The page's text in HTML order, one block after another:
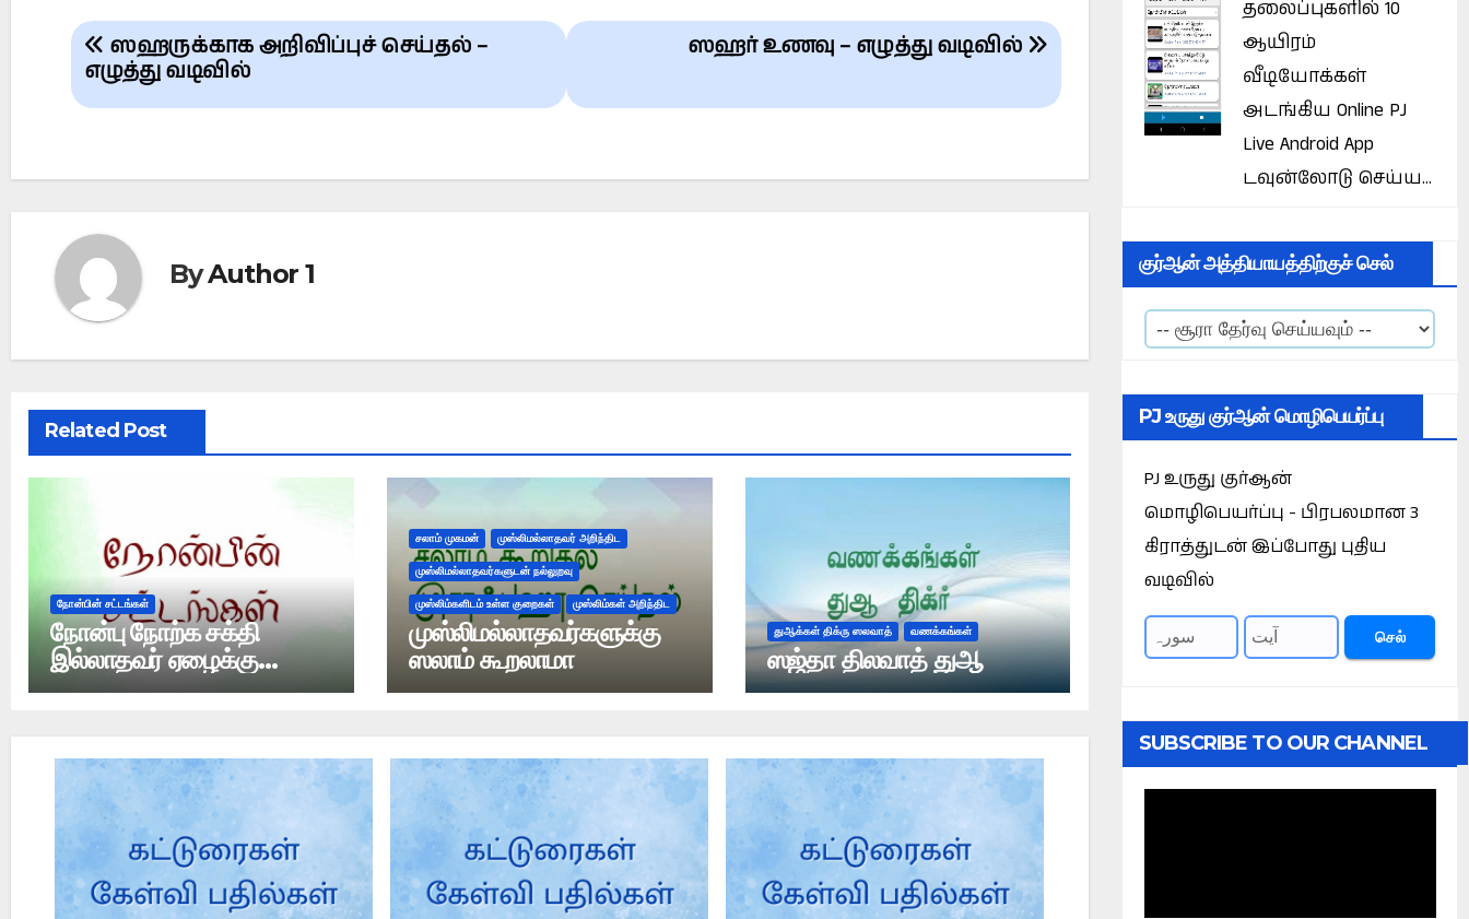
Post
navigation
ஸஹர் உணவு – எழுத்து வடிவில்
ஸஹருக்காக அறிவிப்புச் செய்தல் –
எழுத்து வடிவில்
ByAuthor 1
Related Post
நோன்பின் சட்டங்கள்
நோன்பு நோற்க சக்தி
இல்லாதவர் ஏழைக்கு
உனவளித்தல் எனும் பரிகாரம்
சலாம் முகமன் முஸ்லிமல்லாதவர் அறிந்திட
முஸ்லிமல்லாதவர்களுடன் நல்லுறவு
முஸ்லிம்களிடம் உள்ள குறைகள் முஸ்லிம்கள் அறிந்திட
முஸ்லிமல்லாதவர்களுக்கு
ஸலாம் கூறலாமா
துஆக்கள் திக்ரு ஸலவாத் வணக்கங்கள்
ஸஜ்தா திலவாத் துஆ
தலைப்புகளில் 10
ஆயிரம்
வீடியோக்கள்
அடங்கிய Online PJ
Live Android App
டவுன்லோடு செய்ய...
குர்ஆன் அத்தியாயத்திற்குச் செல்
PJ உருது குர்ஆன் மொழிபெயர்ப்பு
PJ உருது குர்ஆன்
மொழிபெயர்ப்பு - பிரபலமான 3
கிராத்துடன் இப்போது புதிய
வடிவில்
செல்
SUBSCRIBE TO OUR CHANNEL